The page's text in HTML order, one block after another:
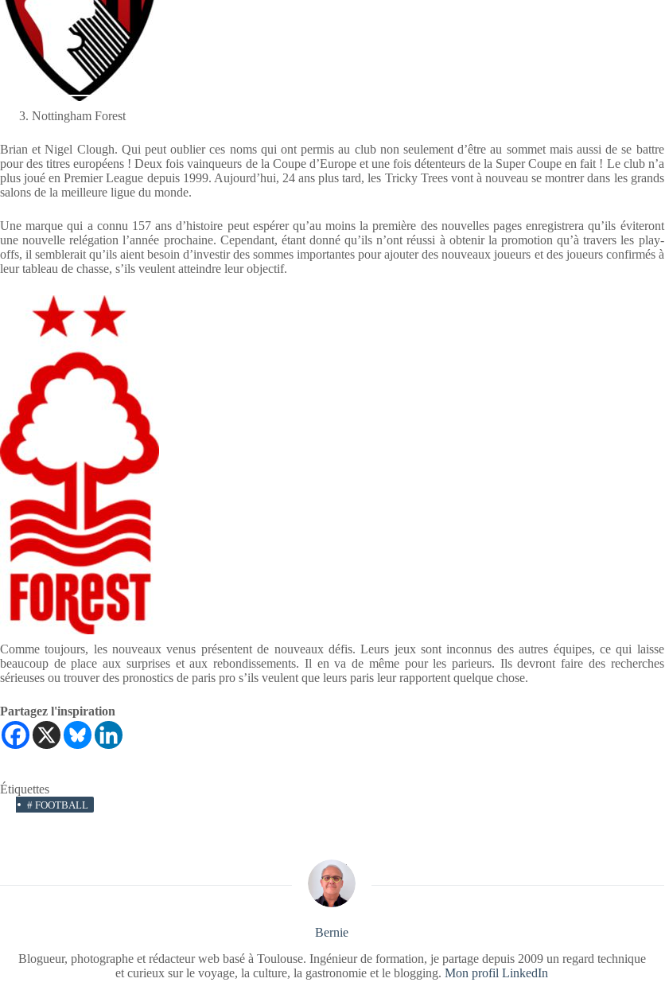
Nottingham Forest
Brian et Nigel Clough. Qui peut oublier ces noms qui ont permis au club non seulement d’être au sommet mais aussi de se battre
pour des titres européens ! Deux fois vainqueurs de la Coupe d’Europe et une fois détenteurs de la Super Coupe en fait ! Le club n’a
plus joué en Premier League depuis 1999. Aujourd’hui, 24 ans plus tard, les Tricky Trees vont à nouveau se montrer dans les grands
salons de la meilleure ligue du monde.
Une marque qui a connu 157 ans d’histoire peut espérer qu’au moins la première des nouvelles pages enregistrera qu’ils éviteront
une nouvelle relégation l’année prochaine. Cependant, étant donné qu’ils n’ont réussi à obtenir la promotion qu’à travers les play-
offs, il semblerait qu’ils aient besoin d’investir des sommes importantes pour ajouter des nouveaux joueurs et des joueurs confirmés à
leur tableau de chasse, s’ils veulent atteindre leur objectif.
Comme toujours, les nouveaux venus présentent de nouveaux défis. Leurs jeux sont inconnus des autres équipes, ce qui laisse
beaucoup de place aux surprises et aux rebondissements. Il en va de même pour les parieurs. Ils devront faire des recherches
sérieuses ou trouver des pronostics de paris pro s’ils veulent que leurs paris leur rapportent quelque chose.
Partagez l'inspiration
Étiquettes
# FOOTBALL
Bernie
Blogueur, photographe et rédacteur web basé à Toulouse. Ingénieur de formation, je partage depuis 2009 un regard technique
et curieux sur le voyage, la culture, la gastronomie et le blogging.Mon profil LinkedIn